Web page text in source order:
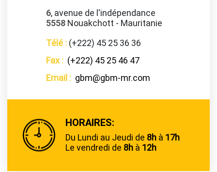
6, avenue de l'indépendance
5558 Nouakchott - Mauritanie
Télé : (+222) 45 25 36 36
Fax : (+222) 45 25 46 47
Email : gbm@gbm-mr.com
HORAIRES:
Du Lundi au Jeudi de 8h à 17h
Le vendredi de 8h à 12h